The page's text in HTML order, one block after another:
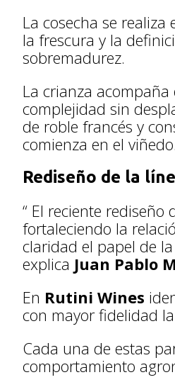
La cosecha se
la frescura y la
sobremadurez.
La crianza
complejidad sin
de roble francés y
comienza en el viñedo.
Rediseño de la
“ El reciente
fortaleciendo la
claridad el papel de
explica Juan Pablo
En Rutini Wines
con mayor fidelidad
Cada una de estas
comportamiento